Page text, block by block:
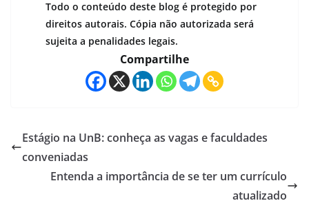
Todo o conteúdo deste blog é protegido por
direitos autorais. Cópia não autorizada será
sujeita a penalidades legais.
Compartilhe
Estágio na UnB: conheça as vagas e faculdades
conveniadas
Entenda a importância de se ter um currículo
atualizado